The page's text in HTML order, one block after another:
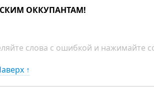
ОККУПАНТАМ!
слова с ошибкой и нажимайте
↑